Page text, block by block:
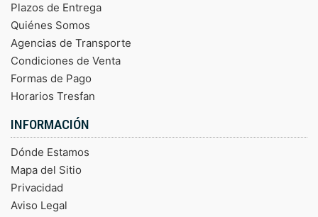
Plazos de Entrega
Quiénes Somos
Agencias de Transporte
Condiciones de Venta
Formas de Pago
Horarios Tresfan
INFORMACIÓN
Dónde Estamos
Mapa del Sitio
Privacidad
Aviso Legal